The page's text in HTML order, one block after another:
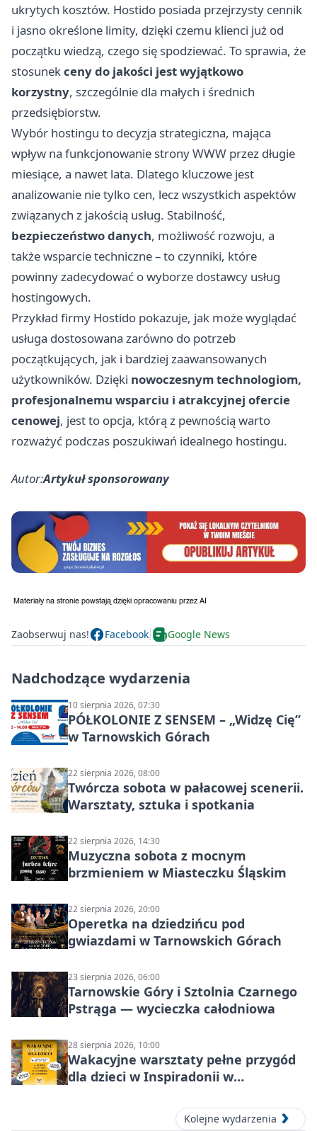
ukrytych kosztów. Hostido posiada przejrzysty cennik
i jasno określone limity, dzięki czemu klienci już od
początku wiedzą, czego się spodziewać. To sprawia, że
stosunekceny do jakości jest wyjątkowo
korzystny, szczególnie dla małych i średnich
przedsiębiorstw.
Wybór hostingu to decyzja strategiczna, mająca
wpływ na funkcjonowanie strony WWW przez długie
miesiące, a nawet lata. Dlatego kluczowe jest
analizowanie nie tylko cen, lecz wszystkich aspektów
związanych z jakością usług. Stabilność,
bezpieczeństwo danych, możliwość rozwoju, a
także wsparcie techniczne – to czynniki, które
powinny zadecydować o wyborze dostawcy usług
hostingowych.
Przykład firmy Hostido pokazuje, jak może wyglądać
usługa dostosowana zarówno do potrzeb
początkujących, jak i bardziej zaawansowanych
użytkowników. Dzięki nowoczesnym technologiom,
profesjonalnemu wsparciu i atrakcyjnej ofercie
cenowej, jest to opcja, którą z pewnością warto
rozważyć podczas poszukiwań idealnego hostingu.
Autor:Artykuł sponsorowany
Zaobserwuj nas! Facebook Google News
Nadchodzące wydarzenia
10 sierpnia 2026, 07:30
PÓŁKOLONIE Z SENSEM – „Widzę Cię”
w Tarnowskich Górach
22 sierpnia 2026, 08:00
Twórcza sobota w pałacowej scenerii.
Warsztaty, sztuka i spotkania
22 sierpnia 2026, 14:30
Muzyczna sobota z mocnym
brzmieniem w Miasteczku Śląskim
22 sierpnia 2026, 20:00
Operetka na dziedzińcu pod
gwiazdami w Tarnowskich Górach
23 sierpnia 2026, 06:00
Tarnowskie Góry i Sztolnia Czarnego
Pstrąga — wycieczka całodniowa
28 sierpnia 2026, 10:00
Wakacyjne warsztaty pełne przygód
dla dzieci w Inspiradonii w
Kolejne wydarzenia